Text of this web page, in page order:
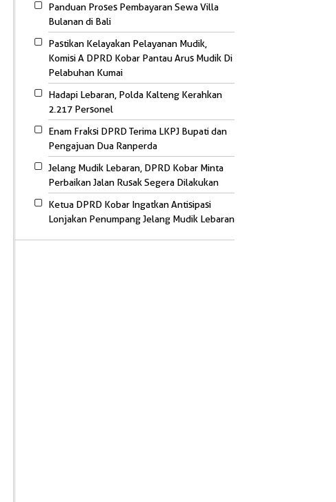
Panduan Proses Pembayaran Sewa Villa
Bulanan di Bali
Pastikan Kelayakan Pelayanan Mudik,
Komisi A DPRD Kobar Pantau Arus Mudik Di
Pelabuhan Kumai
Hadapi Lebaran, Polda Kalteng Kerahkan
2.217 Personel
Enam Fraksi DPRD Terima LKPJ Bupati dan
Pengajuan Dua Ranperda
Jelang Mudik Lebaran, DPRD Kobar Minta
Perbaikan Jalan Rusak Segera Dilakukan
Ketua DPRD Kobar Ingatkan Antisipasi
Lonjakan Penumpang Jelang Mudik Lebaran